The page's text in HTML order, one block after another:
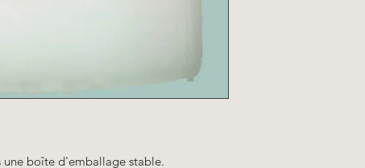
boîte d'emballage stable.